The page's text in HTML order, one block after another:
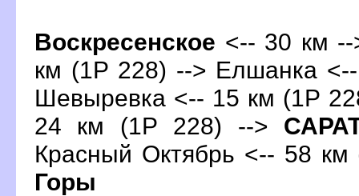
оскресенское <-- 30 км
км (1Р 228) --> Елшанка
Шевыревка <-- 15 км (1Р
24 км (1Р 228) -->
Красный Октябрь <-- 58
Горы